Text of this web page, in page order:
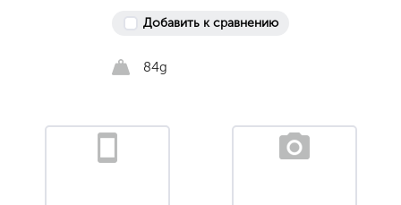
Добавить к сравнению
84g